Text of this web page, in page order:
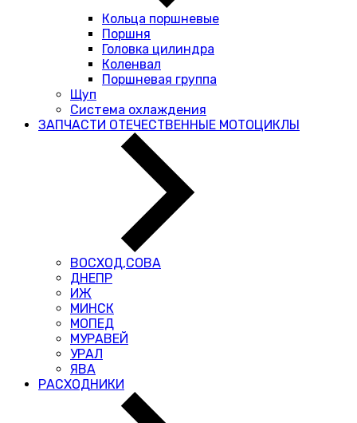
Кольца поршневые
Поршня
Головка цилиндра
Коленвал
Поршневая группа
Щуп
Система охлаждения
ЗАПЧАСТИ ОТЕЧЕСТВЕННЫЕ МОТОЦИКЛЫ
ВОСХОД,СОВА
ДНЕПР
ИЖ
МИНСК
МОПЕД
МУРАВЕЙ
УРАЛ
ЯВА
РАСХОДНИКИ